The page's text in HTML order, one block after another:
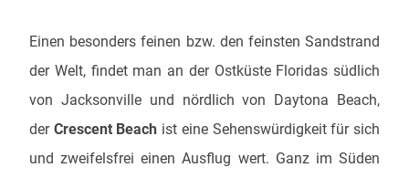
Einen besonders feinen bzw. den feinsten Sandstrand
der Welt, findet man an der Ostküste Floridas südlich
von Jacksonville und nördlich von Daytona Beach,
der Crescent Beach ist eine Sehenswürdigkeit für sich
und zweifelsfrei einen Ausflug wert. Ganz im Süden